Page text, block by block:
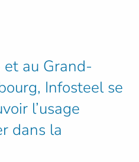
au Grand-
Infosteel se
l’usage
dans la